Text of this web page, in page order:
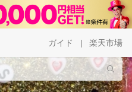
ガイド 楽天市場